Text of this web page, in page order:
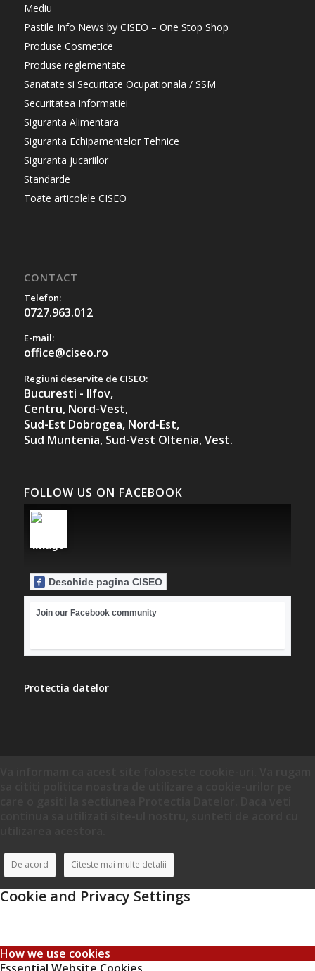
Mediu
Pastile Info News by CISEO – One Stop Shop
Produse Cosmetice
Produse reglementate
Sanatate si Securitate Ocupationala / SSM
Securitatea Informatiei
Siguranta Alimentara
Siguranta Echipamentelor Tehnice
Siguranta jucariilor
Standarde
Toate articolele CISEO
CONTACT
Telefon:
0727.963.012
E-mail:
office@ciseo.ro
Regiuni deservite de CISEO:
Bucuresti - Ilfov,
Centru, Nord-Vest,
Sud-Est Dobrogea,Nord-Est,
Sud Muntenia, Sud-Vest Oltenia,Vest.
FOLLOW US ON FACEBOOK
Deschide pagina CISEO
Join our Facebook community
Protectia datelor
De acord Citeste mai multe detalii
Cookie and Privacy Settings
How we use cookies